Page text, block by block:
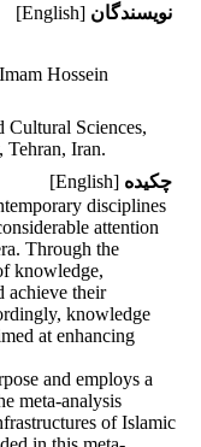
نویسندگان [English]
Hossein
Cultural Sciences,
Tehran, Iran.
چکیده [English]
disciplines
attention
Through the
knowledge,
achieve their
knowledge
at enhancing
and employs a
meta-analysis
of Islamic